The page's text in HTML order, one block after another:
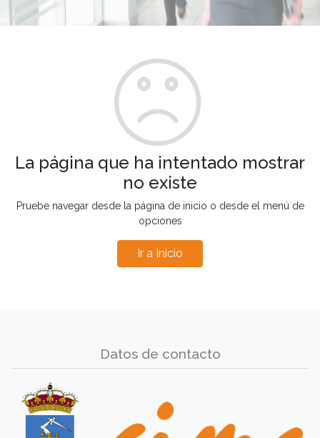
La página que ha intentado mostrar
no existe
Pruebe navegar desde la página de inicio o desde el menú de
opciones
Ir a Inicio
Datos de contacto